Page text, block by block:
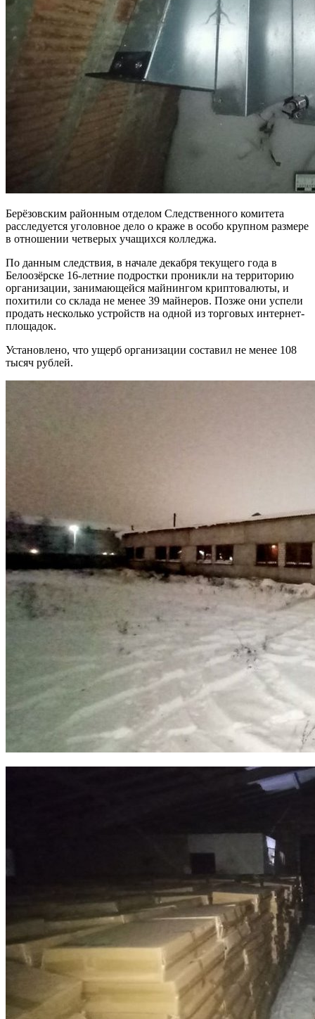
Берёзовским районным отделом Следственного комитета
расследуется уголовное дело о краже в особо крупном размере
в отношении четверых учащихся колледжа.
По данным следствия, в начале декабря текущего года в
Белоозёрске 16-летние подростки проникли на территорию
организации, занимающейся майнингом криптовалюты, и
похитили со склада не менее 39 майнеров. Позже они успели
продать несколько устройств на одной из торговых интернет-
площадок.
Установлено, что ущерб организации составил не менее 108
тысяч рублей.